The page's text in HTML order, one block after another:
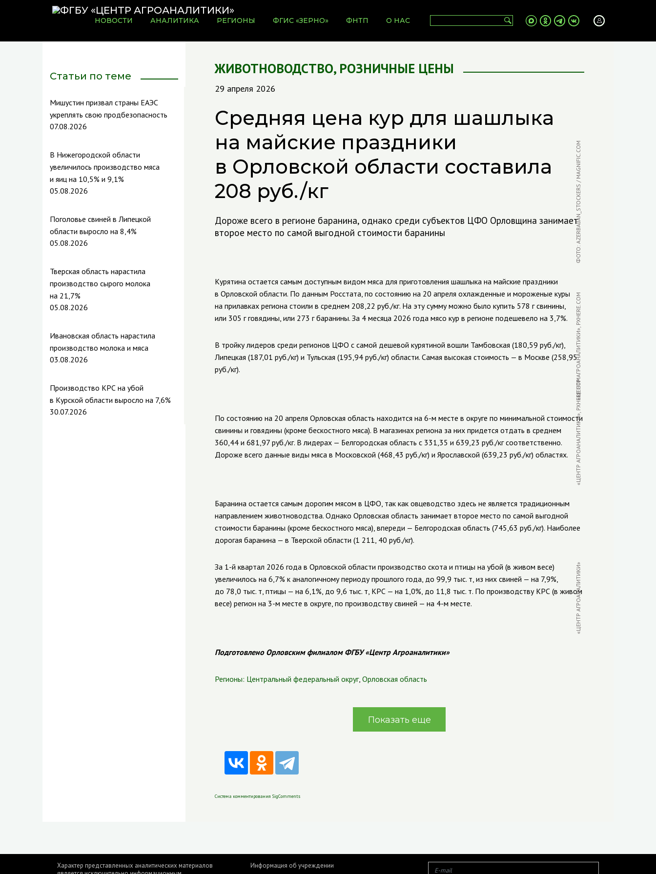
НОВОСТИ АНАЛИТИКА РЕГИОНЫ ФГИС «ЗЕРНО» ФНТП О НАС
Статьи по теме
Мишустин призвал страны ЕАЭС
укреплять свою продбезопасность
07.08.2026
В Нижегородской области
увеличилось производство мяса
и яиц на 10,5% и 9,1%
05.08.2026
Поголовье свиней в Липецкой
области выросло на 8,4%
05.08.2026
Тверская область нарастила
производство сырого молока
на 21,7%
05.08.2026
Ивановская область нарастила
производство молока и мяса
03.08.2026
Производство КРС на убой
в Курской области выросло на 7,6%
30.07.2026
ЖИВОТНОВОДСТВО, РОЗНИЧНЫЕ ЦЕНЫ
29 апреля 2026
Средняя цена кур для шашлыка
на майские праздники
в Орловской области составила
208 руб./кг
Дороже всего в регионе баранина, однако среди субъектов ЦФО Орловщина занимает
второе место по самой выгодной стоимости баранины
ФОТО: AZERBAIJAN_STOCKERS / MAGNIFIC.COM
Курятина остается самым доступным видом мяса для приготовления шашлыка на майские праздники
в Орловской области. По данным Росстата, по состоянию на 20 апреля охлажденные и мороженые куры
на прилавках региона стоили в среднем 208,22 руб./кг. На эту сумму можно было купить 578 г свинины,
или 305 г говядины, или 273 г баранины. За 4 месяца 2026 года мясо кур в регионе подешевело на 3,7%.
В тройку лидеров среди регионов ЦФО с самой дешевой курятиной вошли Тамбовская (180,59 руб./кг),
Липецкая (187,01 руб./кг) и Тульская (195,94 руб./кг) области. Самая высокая стоимость — в Москве (258,95
руб./кг).
«ЦЕНТР АГРОАНАЛИТИКИ», PXHERE.COM
По состоянию на 20 апреля Орловская область находится на 6-м месте в округе по минимальной стоимости
свинины и говядины (кроме бескостного мяса). В магазинах региона за них придется отдать в среднем
360,44 и 681,97 руб./кг. В лидерах — Белгородская область с 331,35 и 639,23 руб./кг соответственно.
Дороже всего данные виды мяса в Московской (468,43 руб./кг) и Ярославской (639,23 руб./кг) областях.
«ЦЕНТР АГРОАНАЛИТИКИ», PXHERE.COM
Баранина остается самым дорогим мясом в ЦФО, так как овцеводство здесь не является традиционным
направлением животноводства. Однако Орловская область занимает второе место по самой выгодной
стоимости баранины (кроме бескостного мяса), впереди — Белгородская область (745,63 руб./кг). Наиболее
дорогая баранина — в Тверской области (1 211, 40 руб./кг).
За 1-й квартал 2026 года в Орловской области производство скота и птицы на убой (в живом весе)
увеличилось на 6,7% к аналогичному периоду прошлого года, до 99,9 тыс. т, из них свиней — на 7,9%,
до 78,0 тыс. т, птицы — на 6,1%, до 9,6 тыс. т, КРС — на 1,0%, до 11,8 тыс. т. По производству КРС (в живом
весе) регион на 3-м месте в округе, по производству свиней — на 4-м месте.
«ЦЕНТР АГРОАНАЛИТИКИ»
Подготовлено Орловским филиалом ФГБУ «Центр Агроаналитики»
Регионы: Центральный федеральный округ, Орловская область
Показать еще
Система комментирования SigComments
Характер представленных аналитических материалов
Информация об учреждении